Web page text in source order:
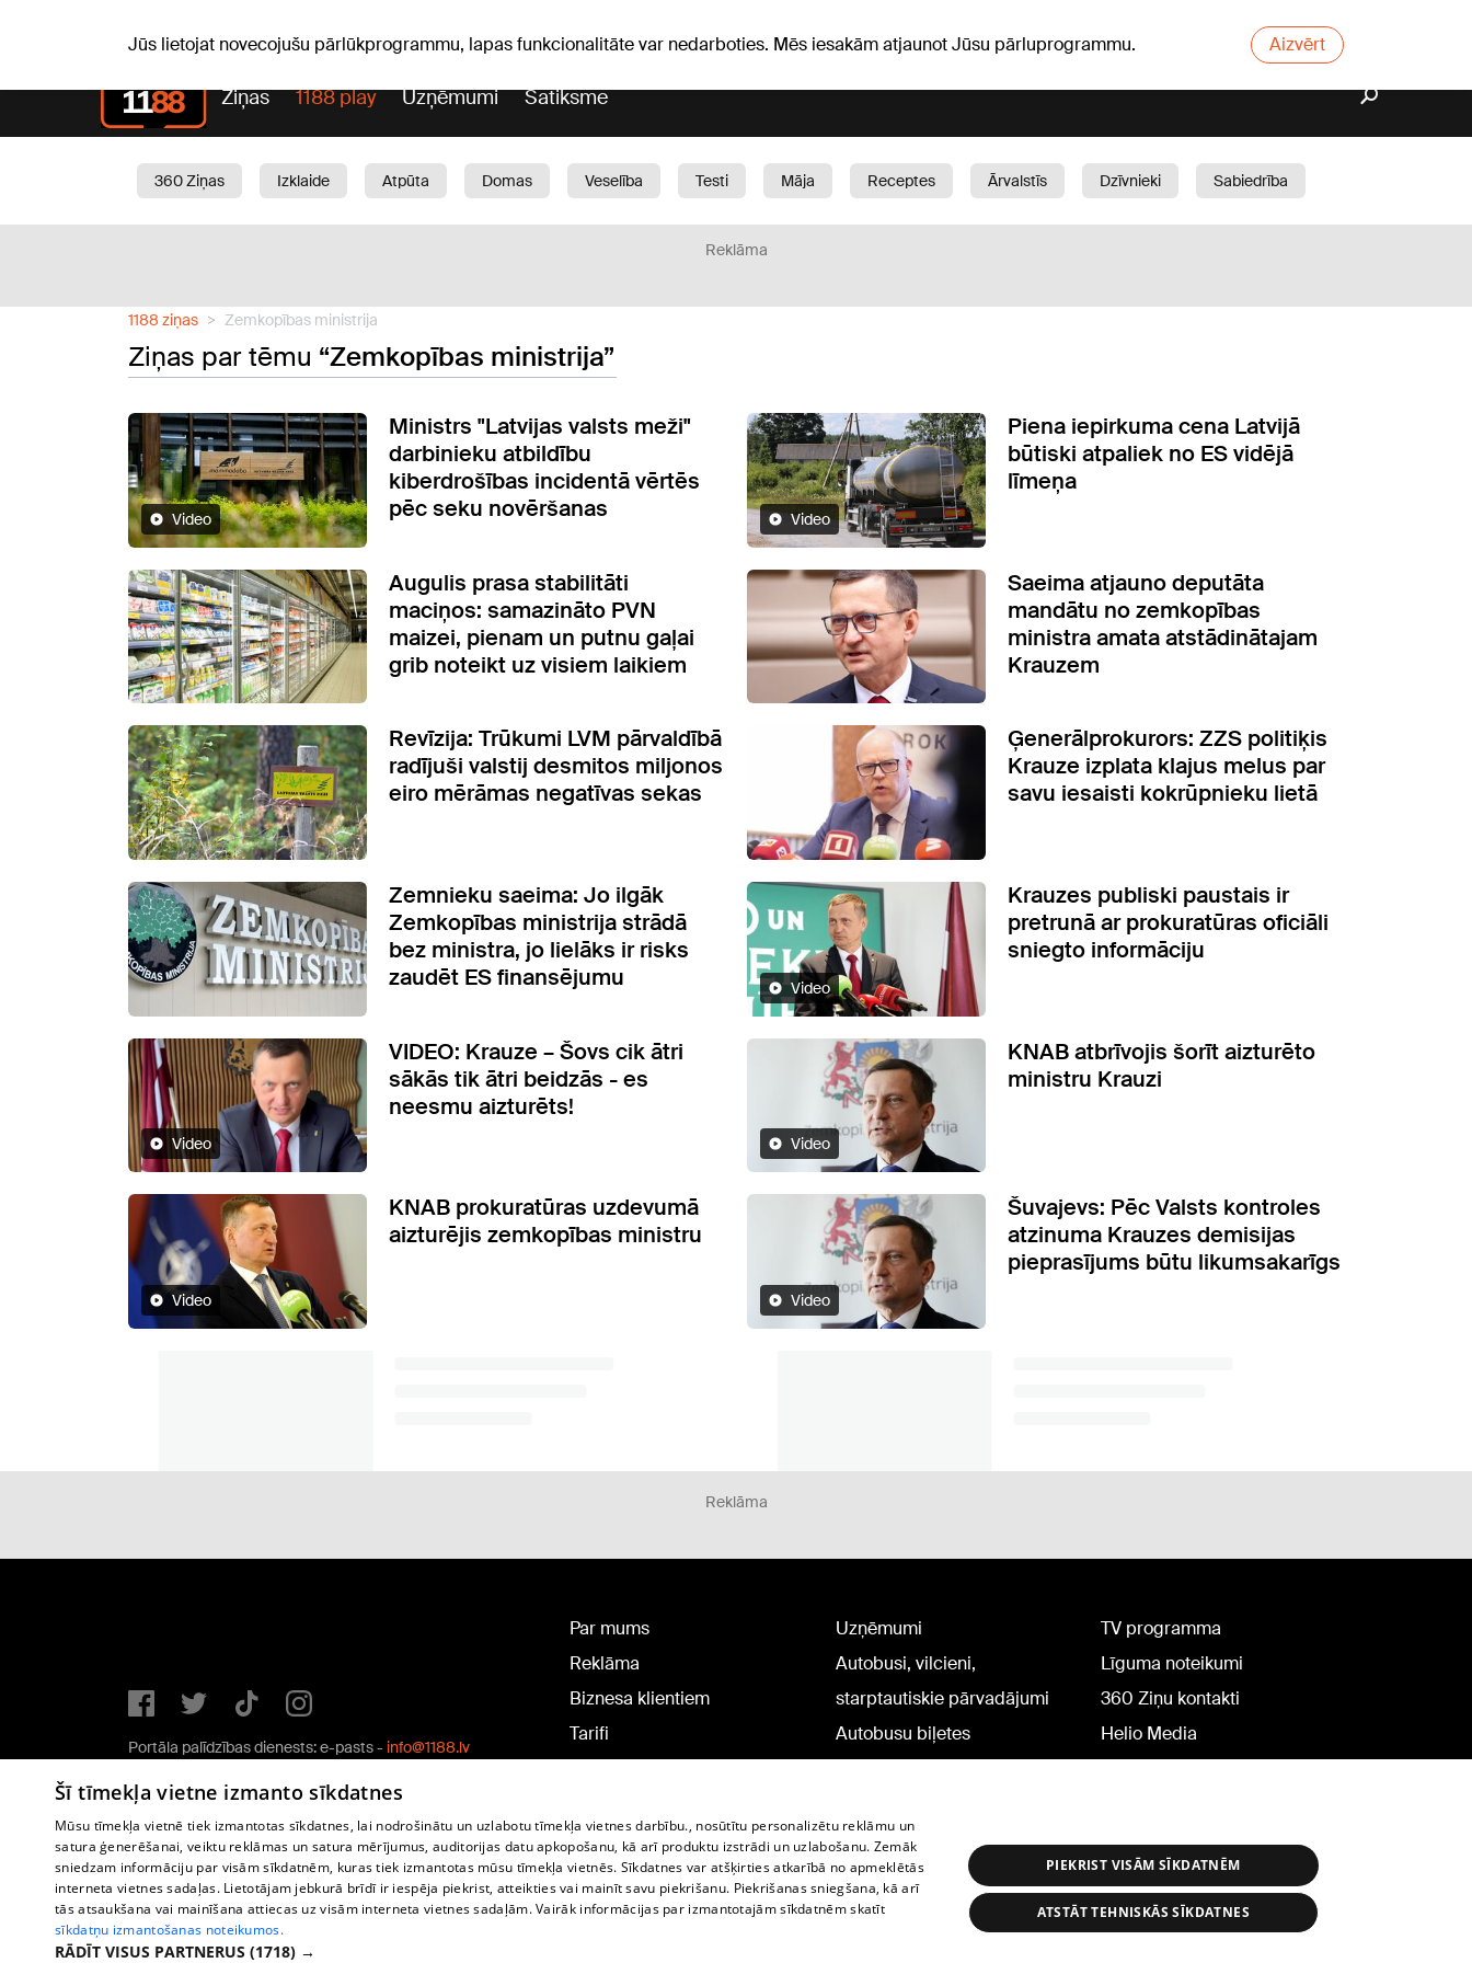
Jūs lietojat novecojušu pārlūkprogrammu, lapas funkcionalitāte var nedarboties. Mēs iesakām atjaunot Jūsu pārluprogrammu. Aizvērt
Ziņas 1188 play Uzņēmumi Satiksme
360 Ziņas Izklaide Atpūta Domas Veselība Testi Māja Receptes Ārvalstīs Dzīvnieki
Sabiedrība
Reklāma
1188 ziņas Zemkopības ministrija
Ziņas par tēmu “Zemkopības ministrija”
Video
Ministrs "Latvijas valsts meži"
darbinieku atbildību
kiberdrošības incidentā vērtēs
pēc seku novēršanas
Video
Piena iepirkuma cena Latvijā
būtiski atpaliek no ES vidējā
līmeņa
Augulis prasa stabilitāti
maciņos: samazināto PVN
maizei, pienam un putnu gaļai
grib noteikt uz visiem laikiem
Saeima atjauno deputāta
mandātu no zemkopības
ministra amata atstādinātajam
Krauzem
Revīzija: Trūkumi LVM pārvaldībā
radījuši valstij desmitos miljonos
eiro mērāmas negatīvas sekas
Ģenerālprokurors: ZZS politiķis
Krauze izplata klajus melus par
savu iesaisti kokrūpnieku lietā
Zemnieku saeima: Jo ilgāk
Zemkopības ministrija strādā
bez ministra, jo lielāks ir risks
zaudēt ES finansējumu
Video
Krauzes publiski paustais ir
pretrunā ar prokuratūras oficiāli
sniegto informāciju
Video
VIDEO: Krauze – Šovs cik ātri
sākās tik ātri beidzās - es
neesmu aizturēts!
Video
KNAB atbrīvojis šorīt aizturēto
ministru Krauzi
Video
KNAB prokuratūras uzdevumā
aizturējis zemkopības ministru
Video
Šuvajevs: Pēc Valsts kontroles
atzinuma Krauzes demisijas
pieprasījums būtu likumsakarīgs
Reklāma
Portāla palīdzības dienests: e-pasts - info@1188.lv
Copyright © 2004-2026 SIA HELIO MEDIA.
Par mums
Reklāma
Biznesa klientiem
Tarifi
Politiskā reklāma
Sīkdatņu lietošanas
noteikumi
Uzņēmumi
Autobusi, vilcieni,
starptautiskie pārvadājumi
Autobusu biļetes
TV programma
Līguma noteikumi
360 Ziņu kontakti
Helio Media
Šī tīmekļa vietne izmanto sīkdatnes
Mūsu tīmekļa vietnē tiek izmantotas sīkdatnes, lai nodrošinātu un uzlabotu tīmekļa vietnes darbību., nosūtītu personalizētu reklāmu un
satura ģenerēšanai, veiktu reklāmas un satura mērījumus, auditorijas datu apkopošanu, kā arī produktu izstrādi un uzlabošanu. Zemāk
sniedzam informāciju par visām sīkdatnēm, kuras tiek izmantotas mūsu tīmekļa vietnēs. Sīkdatnes var atšķirties atkarībā no apmeklētās
interneta vietnes sadaļas. Lietotājam jebkurā brīdī ir iespēja piekrist, atteikties vai mainīt savu piekrišanu. Piekrišanas sniegšana, kā arī
tās atsaukšana vai mainīšana attiecas uz visām interneta vietnes sadaļām. Vairāk informācijas par izmantotajām sīkdatnēm skatīt
sīkdatņu izmantošanas noteikumos.
RĀDĪT VISUS PARTNERUS (1718) →
PIEKRIST VISĀM SĪKDATNĒM
ATSTĀT TEHNISKĀS SĪKDATNES